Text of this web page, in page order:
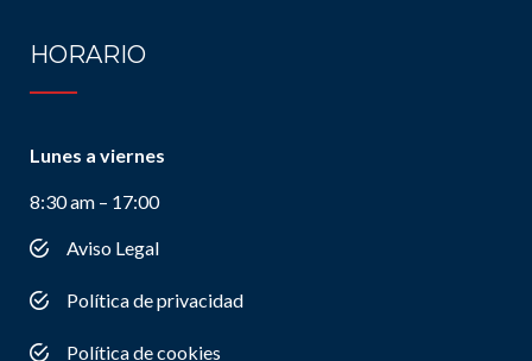
HORARIO
Lunes a viernes
8:30 am – 17:00
Aviso Legal
Política de privacidad
Política de cookies